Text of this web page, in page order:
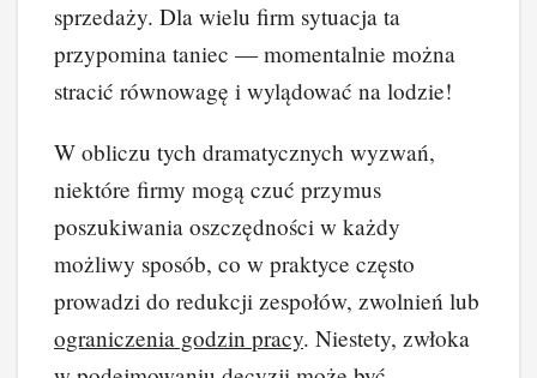
sprzedaży. Dla wielu firm sytuacja ta
przypomina taniec — momentalnie można
stracić równowagę i wylądować na lodzie!
W obliczu tych dramatycznych wyzwań,
niektóre firmy mogą czuć przymus
poszukiwania oszczędności w każdy
możliwy sposób, co w praktyce często
prowadzi do redukcji zespołów, zwolnień lub
ograniczenia godzin pracy. Niestety, zwłoka